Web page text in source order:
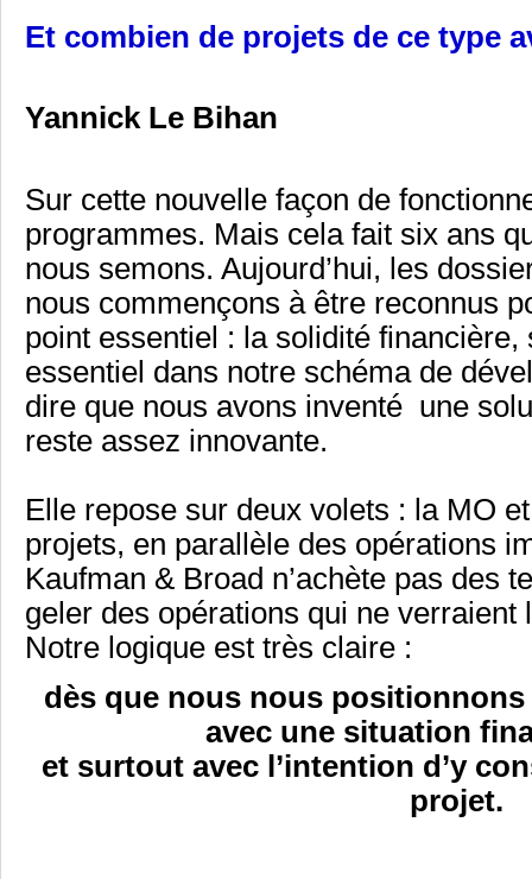
Et combien de projets de ce type
Yannick Le Bihan
Sur cette nouvelle façon de
programmes. Mais cela fait six ans
nous semons. Aujourd’hui, les
nous commençons à être reconnus
point essentiel : la solidité financière,
essentiel dans notre schéma de
dire que nous avons inventé une
reste assez innovante.
Elle repose sur deux volets : la MO
projets, en parallèle des opérations
Kaufman & Broad n’achète pas des
geler des opérations qui ne verraient
Notre logique est très claire :
dès que nous nous positionnons
avec une situation
et surtout avec l’intention d’y
projet.